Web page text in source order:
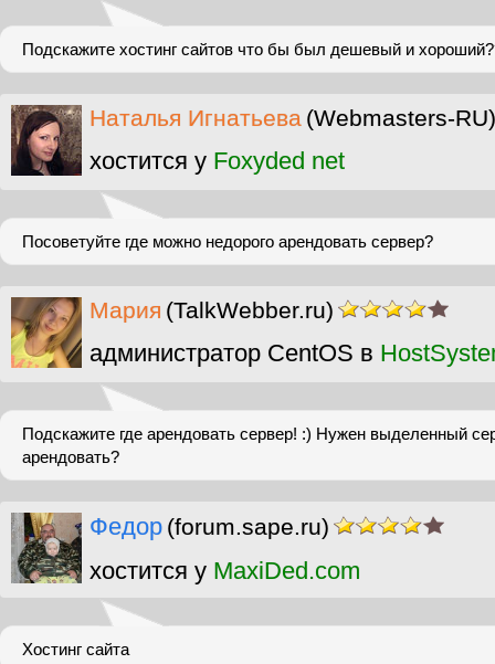
Подскажите хостинг сайтов что бы был дешевый и
Наталья Игнатьева (Webmasters-RU)
хостится у Foxyded net
Посоветуйте где можно недорого арендовать сервер?
Мария (TalkWebber.ru)
администратор CentOS в
Подскажите где арендовать сервер! :) Нужен выделенный
арендовать?
Федор (forum.sape.ru)
хостится у MaxiDed.com
Хостинг сайта